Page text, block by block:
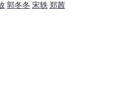
郭冬冬 宋轶 郑茜